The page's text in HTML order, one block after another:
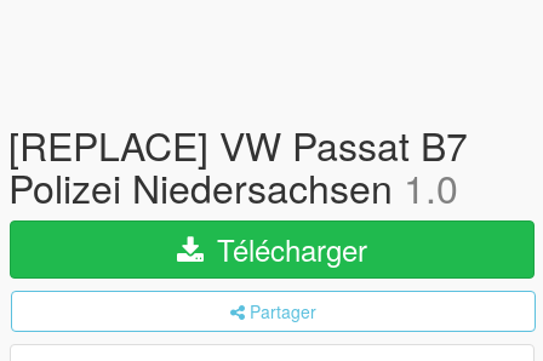
[REPLACE] VW Passat B7
Polizei Niedersachsen 1.0
Télécharger
Partager